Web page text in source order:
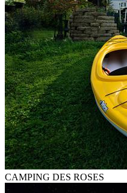
CAMPING DES ROSES